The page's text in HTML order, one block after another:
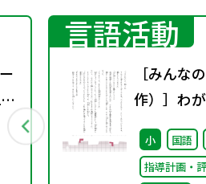
言語活動
［みんな
作）］わ
小 国語
指導計画・